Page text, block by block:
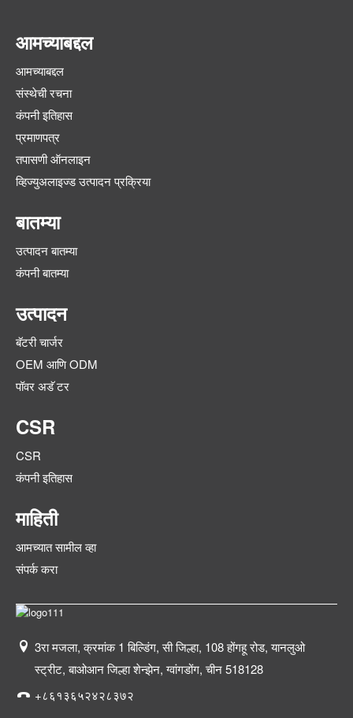
आमच्याबद्दल
आमच्याबद्दल
संस्थेची रचना
कंपनी इतिहास
प्रमाणपत्र
तपासणी ऑनलाइन
व्हिज्युअलाइज्ड उत्पादन प्रक्रिया
बातम्या
उत्पादन बातम्या
कंपनी बातम्या
उत्पादन
बॅटरी चार्जर
OEM आणि ODM
पॉवर अडॅ टर
CSR
CSR
कंपनी इतिहास
माहिती
आमच्यात सामील व्हा
संपर्क करा
3रा मजला, क्रमांक 1 बिल्डिंग, सी जिल्हा, 108 होंगहू रोड, यानलुओ
स्ट्रीट, बाओआन जिल्हा शेन्झेन, ग्वांगडोंग, चीन 518128
+८६१३६५२४२८३७२